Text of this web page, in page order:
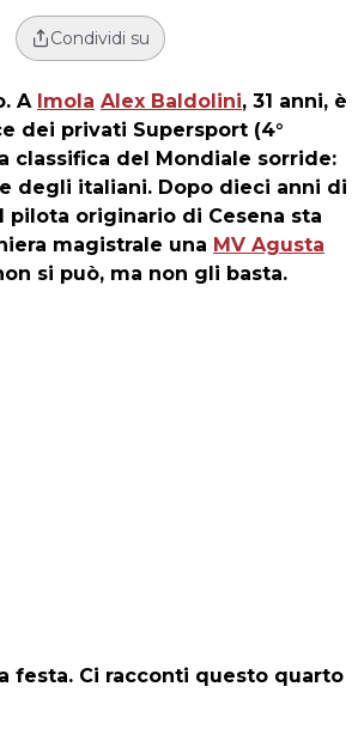
Condividi su
A Imola Alex Baldolini, 31 anni, è
dei privati Supersport (4°
classifica del Mondiale sorride:
degli italiani. Dopo dieci anni di
pilota originario di Cesena sta
magistrale una MV Agusta
si può, ma non gli basta.
festa. Ci racconti questo quarto